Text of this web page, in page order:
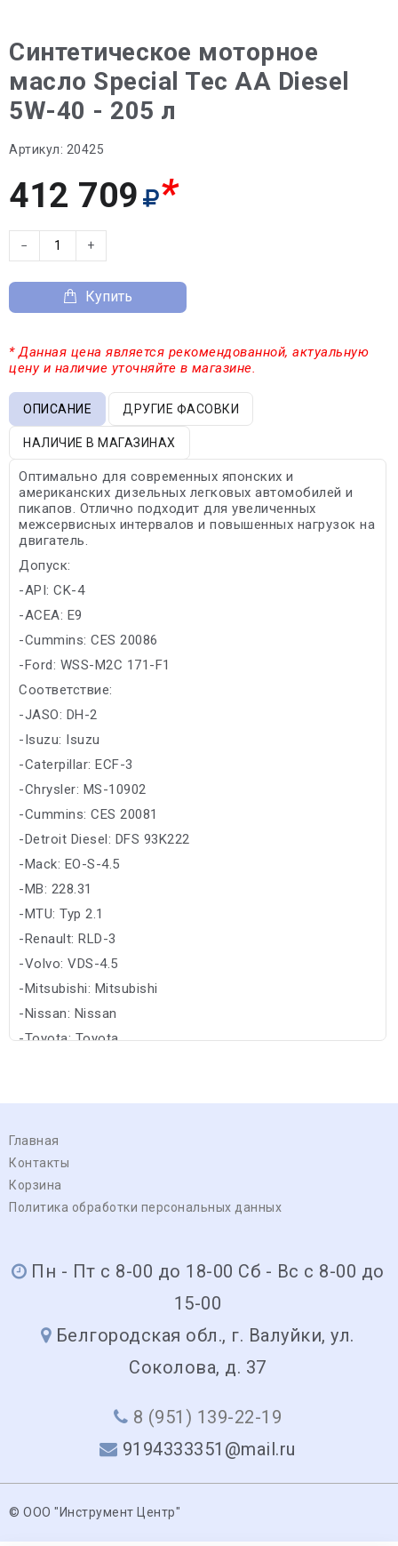
Синтетическое моторное
масло Special Tec AA Diesel
5W-40 - 205 л
Артикул: 20425
412 709 *
− +
Купить
* Данная цена является рекомендованной, актуальную
цену и наличие уточняйте в магазине.
ОПИСАНИЕ ДРУГИЕ ФАСОВКИ
НАЛИЧИЕ В МАГАЗИНАХ
Оптимально для современных японских и
американских дизельных легковых автомобилей и
пикапов. Отлично подходит для увеличенных
межсервисных интервалов и повышенных нагрузок на
двигатель.
Допуск:
-API: CK-4
-ACEA: E9
-Cummins: CES 20086
-Ford: WSS-M2C 171-F1
Соответствие:
-JASO: DH-2
-Isuzu: Isuzu
-Caterpillar: ECF-3
-Chrysler: MS-10902
-Cummins: CES 20081
-Detroit Diesel: DFS 93K222
-Mack: EO-S-4.5
-MB: 228.31
-MTU: Typ 2.1
-Renault: RLD-3
-Volvo: VDS-4.5
-Mitsubishi: Mitsubishi
-Nissan: Nissan
-Toyota: Toyota
Главная
Контакты
Корзина
Политика обработки персональных данных
Пн - Пт с 8-00 до 18-00 Сб - Вс с 8-00 до
15-00
Белгородская обл., г. Валуйки, ул.
Соколова, д. 37
8 (951) 139-22-19
9194333351@mail.ru
© ООО "Инструмент Центр"